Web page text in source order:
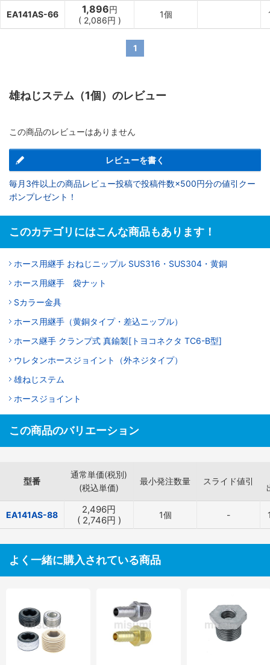
EA141AS-66 1,896円
( 2,086円 )
1個
1
雄ねじステム（1個）のレビュー
この商品のレビューはありません
レビューを書く
毎月3件以上の商品レビュー投稿で投稿件数×500円分の値引クー
ポンプレゼント！
このカテゴリにはこんな商品もあります！
ホース用継手 おねじニップル SUS316・SUS304・黄銅
ホース用継手 袋ナット
Sカラー金具
ホース用継手（黄銅タイプ・差込ニップル）
ホース継手 クランプ式 真鍮製[トヨコネクタ TC6-B型]
ウレタンホースジョイント（外ネジタイプ）
雄ねじステム
ホースジョイント
この商品のバリエーション
型番
通常単価(税別)
(税込単価)
最小発注数量 スライド値引
EA141AS-88 2,496円
( 2,746円 ) 1個 -
よく一緒に購入されている商品